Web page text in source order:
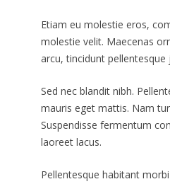
Etiam eu molestie eros,
molestie velit. Maecenas
arcu, tincidunt
Sed nec blandit nibh.
mauris eget mattis. Nam
Suspendisse fermentum
laoreet lacus.
Pellentesque habitant